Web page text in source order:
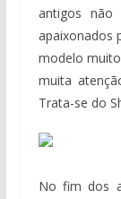
antigos não
apaixonados
modelo
muita
Trata-se do
No fim dos